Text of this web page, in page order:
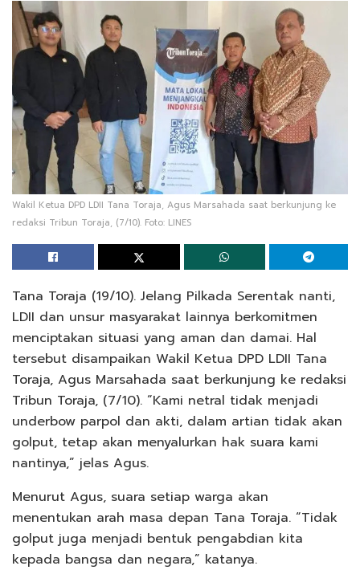
Wakil Ketua DPD LDII Tana Toraja, Agus Marsahada saat berkunjung ke
redaksi Tribun Toraja, (7/10). Foto: LINES
Tana Toraja (19/10). Jelang Pilkada Serentak nanti,
LDII dan unsur masyarakat lainnya berkomitmen
menciptakan situasi yang aman dan damai. Hal
tersebut disampaikan Wakil Ketua DPD LDII Tana
Toraja, Agus Marsahada saat berkunjung ke redaksi
Tribun Toraja, (7/10). “Kami netral tidak menjadi
underbow parpol dan akti, dalam artian tidak akan
golput, tetap akan menyalurkan hak suara kami
nantinya,” jelas Agus.
Menurut Agus, suara setiap warga akan
menentukan arah masa depan Tana Toraja. “Tidak
golput juga menjadi bentuk pengabdian kita
kepada bangsa dan negara,” katanya.